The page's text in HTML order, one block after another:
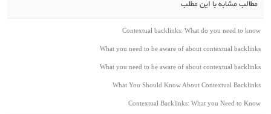
مطالب مشابه با این مطلب
Contextual backlinks: What do you need to know
What you need to be aware of about contextual backlinks
What you need to be aware of about contextual backlinks
What You Should Know About Contextual Backlinks
Contextual Backlinks: What you Need to Know